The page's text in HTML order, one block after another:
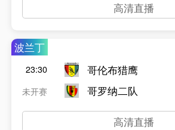
高清直播
波兰丁
23:30
未开赛
哥伦布猎鹰
哥罗纳二队
高清直播